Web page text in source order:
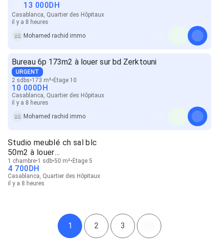
13 000DH
Casablanca, Quartier des Hôpitaux
il y a 8 heures
Mohamed rachid immo
Bureau 6p 173m2 à louer sur bd Zerktouni
URGENT
2 sdbs 173 m² Étage 10
10 000DH
Casablanca, Quartier des Hôpitaux
il y a 8 heures
Mohamed rachid immo
Studio meublé ch sal blc
50m2 à louer
Abdelmoumen
1 chambre 1 sdb 50 m² Étage 5
4 700DH
Casablanca, Quartier des Hôpitaux
il y a 8 heures
1 2 3